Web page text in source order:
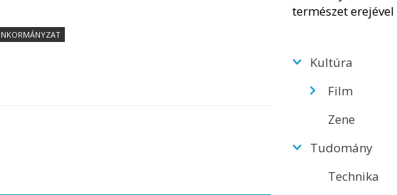
Kultúra
Film
Zene
Tudomány
Technika